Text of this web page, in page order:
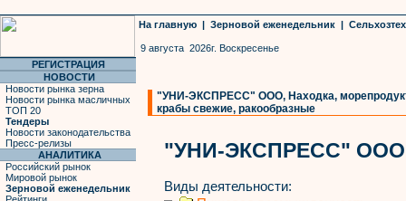
На главную | Зерновой еженедельник |
9 августа 2026г. Воскресенье
РЕГИСТРАЦИЯ
НОВОСТИ
Новости рынка зерна
Новости рынка масличных
ТОП 20
Тендеры
Новости законодательства
Пресс-релизы
АНАЛИТИКА
Российский рынок
Мировой рынок
Зерновой еженедельник
"УНИ-ЭКСПРЕСС" ООО, Находка,
крабы свежие, ракообразные
"УНИ-ЭКСПРЕСС" ООО
Виды деятельности: